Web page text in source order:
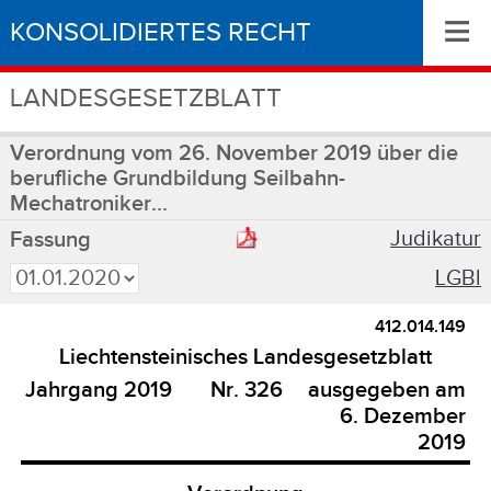
KONSOLIDIERTES RECHT
LANDESGESETZBLATT
≡
Verordnung vom 26. November 2019 über die
berufliche Grundbildung Seilbahn-
Mechatroniker...
Fassung
Judikatur
LGBl